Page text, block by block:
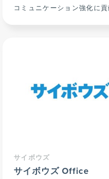
コミュニケーション強化に貢
サイボウズ
サイボウズ Office